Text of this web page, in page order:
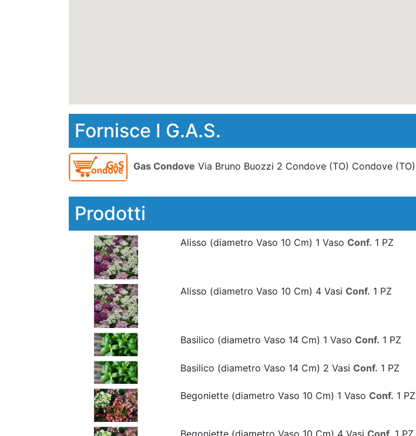
Fornisce I G.A.S.
Gas Condove Via Bruno Buozzi 2 Condove (TO) Condove (TO)
Prodotti
Alisso (diametro Vaso 10 Cm) 1 Vaso Conf. 1 PZ
Alisso (diametro Vaso 10 Cm) 4 Vasi Conf. 1 PZ
Basilico (diametro Vaso 14 Cm) 1 Vaso Conf. 1 PZ
Basilico (diametro Vaso 14 Cm) 2 Vasi Conf. 1 PZ
Begoniette (diametro Vaso 10 Cm) 1 Vaso Conf. 1 PZ
Begoniette (diametro Vaso 10 Cm) 4 Vasi Conf. 1 PZ